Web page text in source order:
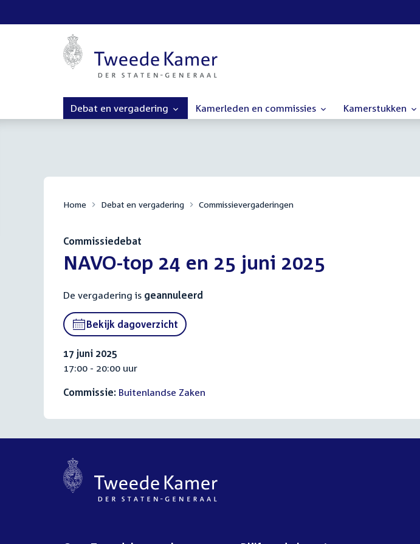
Debat en vergadering Kamerleden en commissies Kamerstukken
Home Debat en vergadering Commissievergaderingen
Commissiedebat
:NAVO-top 24 en 25 juni 2025
De vergadering is geannuleerd
Bekijk dagoverzicht
17 juni 2025
17:00 - 20:00 uur
Commissie: Buitenlandse Zaken